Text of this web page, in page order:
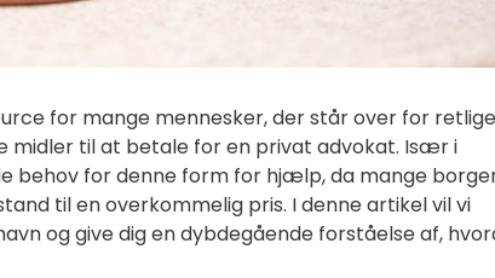
for mange mennesker, der står over for retlige
midler til at betale for en privat advokat. Især i
behov for denne form for hjælp, da mange
til en overkommelig pris. I denne artikel vil vi
og give dig en dybdegående forståelse af,